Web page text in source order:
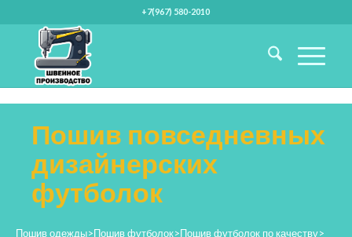
+7(967) 580-2010
Пошив повседневных
дизайнерских
футболок
Пошив одежды>Пошив футболок>Пошив футболок по качеству>